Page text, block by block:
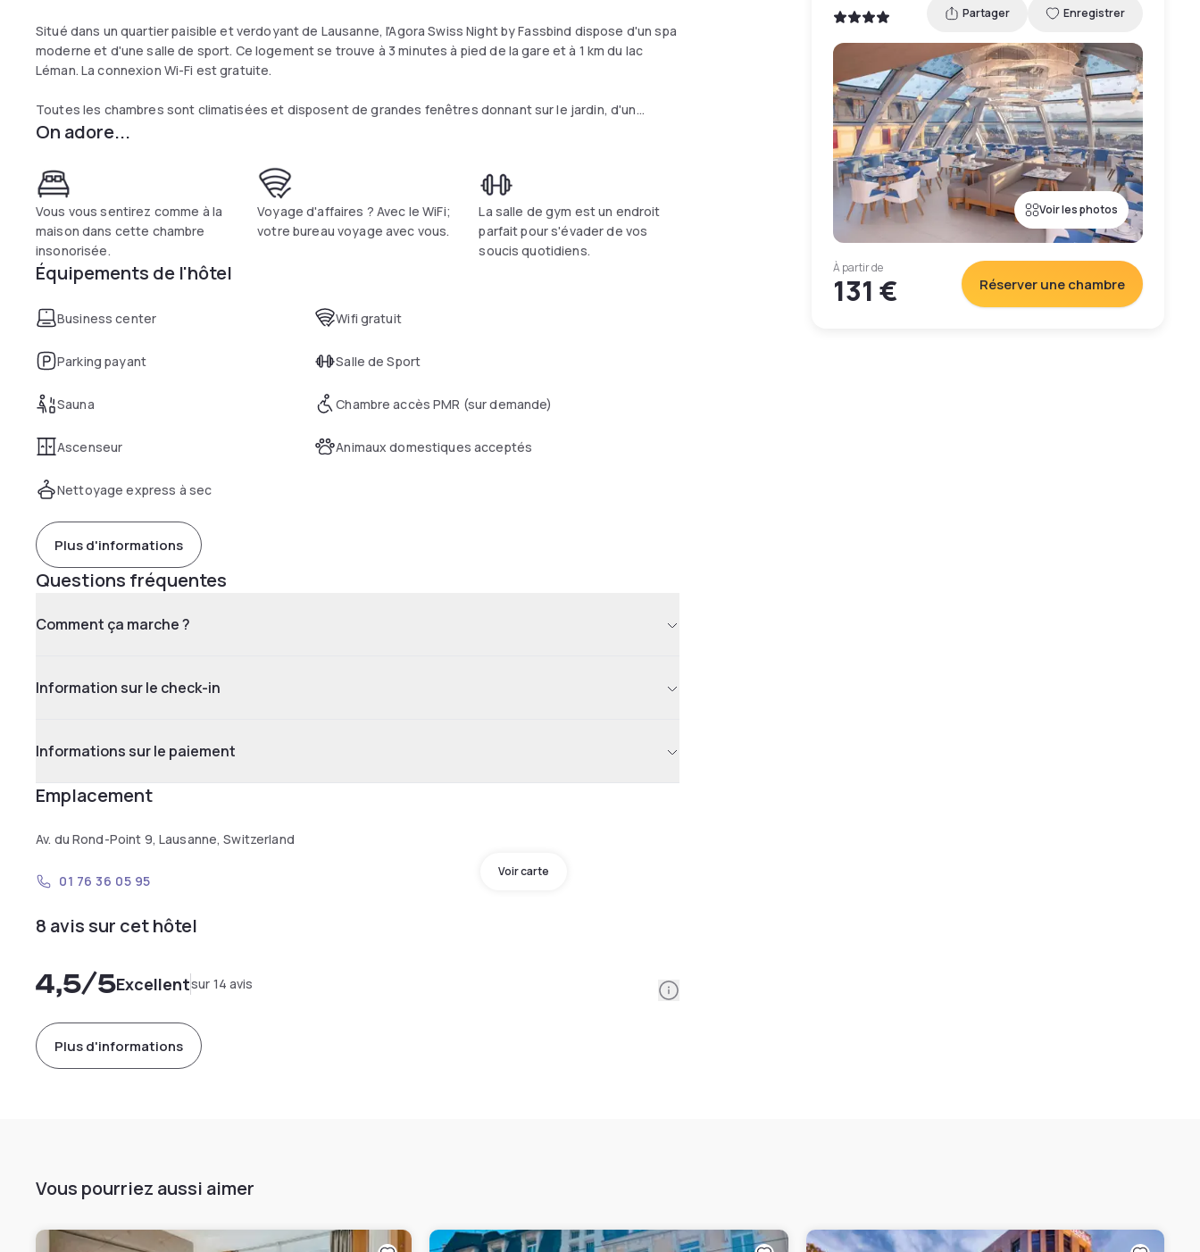
Situé dans un quartier paisible et verdoyant de Lausanne, l'Agora Swiss Night by Fassbind dispose d'un spa
moderne et d'une salle de sport. Ce logement se trouve à 3 minutes à pied de la gare et à 1 km du lac
Léman. La connexion Wi-Fi est gratuite.
Toutes les chambres sont climatisées et disposent de grandes fenêtres donnant sur le jardin, d'un
plateau/bouilloire et d'une télévision à écran plat avec 50 chaînes internationales. Le minibar est
La salle à manger offre une vue panoramique sur le lac, les Alpes et les montagnes du Jura.
Lors de votre séjour à l'Agora Swiss Night, vous recevrez une carte vous permettant d'utiliser
gratuitement les transports en commun de Lausanne.
C'est le quartier préféré des voyageurs visitant Lausanne, selon les commentaires clients indépendants.
On adore...
Vous vous sentirez comme à la
maison dans cette chambre
insonorisée.
Voyage d'affaires ? Avec le WiFi;
votre bureau voyage avec vous.
La salle de gym est un endroit
parfait pour s'évader de vos
soucis quotidiens.
Équipements de l'hôtel
Business center Wifi gratuit
Parking payant Salle de Sport
Sauna Chambre accès PMR (sur demande)
Ascenseur Animaux domestiques acceptés
Nettoyage express à sec
Plus d'informations
Questions fréquentes
Comment ça marche ?
Information sur le check-in
Informations sur le paiement
Emplacement
Av. du Rond-Point 9, Lausanne, Switzerland
Voir carte
01 76 36 05 95
8 avis sur cet hôtel
4,5/5Excellentsur 14 avis Information
Plus d'informations
Partager Enregistrer
Voir les photos
À partir de
131 € Réserver une chambre
Vous pourriez aussi aimer